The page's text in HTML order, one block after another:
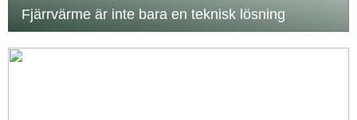
Fjärrvärme är inte bara en teknisk lösning